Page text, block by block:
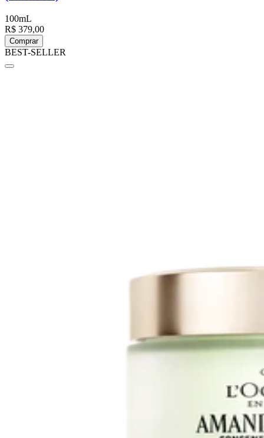
100mL
R$ 379,00
Comprar
BEST-SELLER